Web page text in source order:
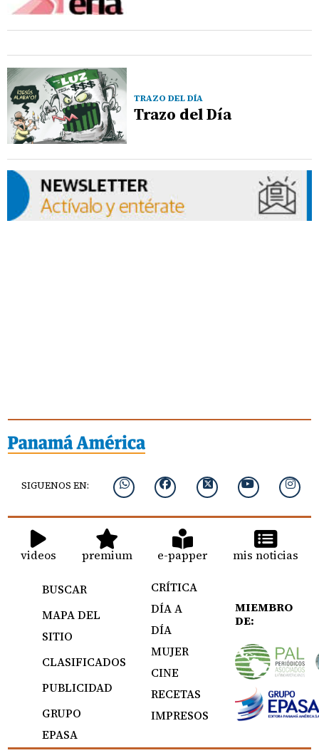
TRAZO DEL DÍA
Trazo del Día
SIGUENOS EN:
videos premium e-papper mis noticias
BUSCAR
MAPA DEL
SITIO
CLASIFICADOS
PUBLICIDAD
GRUPO
EPASA
CRÍTICA
DÍA A
DÍA
MUJER
CINE
RECETAS
IMPRESOS
MIEMBRO
DE: